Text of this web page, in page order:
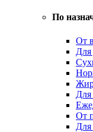
По
От
Для
Для
От
Для